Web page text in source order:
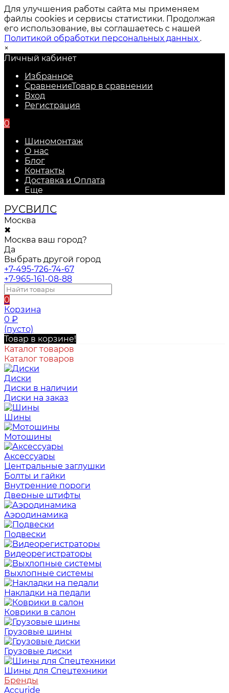
Для улучшения работы сайта мы применяем
файлы cookies и сервисы статистики. Продолжая
его использование, вы соглашаетесь с нашей
Политикой обработки персональных данных .
×
Личный кабинет
Избранное
СравнениеТовар в сравнении
Вход
Регистрация
0
Шиномонтаж
О нас
Блог
Контакты
Доставка и Оплата
Еще
РУСВИЛС
Москва
✖
Москва ваш город?
Да
Выбрать другой город
+7-495-726-74-67
+7-965-161-08-88
0
Корзина
0 ₽
(пусто)
Товар в корзине!
Каталог товаров
Каталог товаров
Диски
Диски в наличии
Диски на заказ
Шины
Мотошины
Аксессуары
Центральные заглушки
Болты и гайки
Внутренние пороги
Дверные штифты
Аэродинамика
Подвески
Видеорегистраторы
Выхлопные системы
Накладки на педали
Коврики в салон
Грузовые шины
Грузовые диски
Шины для Спецтехники
Бренды
Accuride